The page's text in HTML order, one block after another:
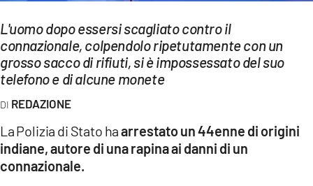
LAC TV
LAC NETWORK
LAC ONAIR
LaC
Network
LACPLAY.IT
L'uomo dopo essersi scagliato contro il
connazionale, colpendolo ripetutamente con un
grosso sacco di rifiuti, si è impossessato del suo
telefono e di alcune monete
REDAZIONE
La Polizia di Stato haarrestato un 44enne di origini
indiane, autore di una rapina ai danni di un
connazionale.